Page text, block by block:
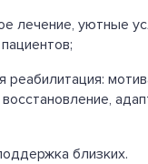
лечение, уютные
реабилитация:
близких.